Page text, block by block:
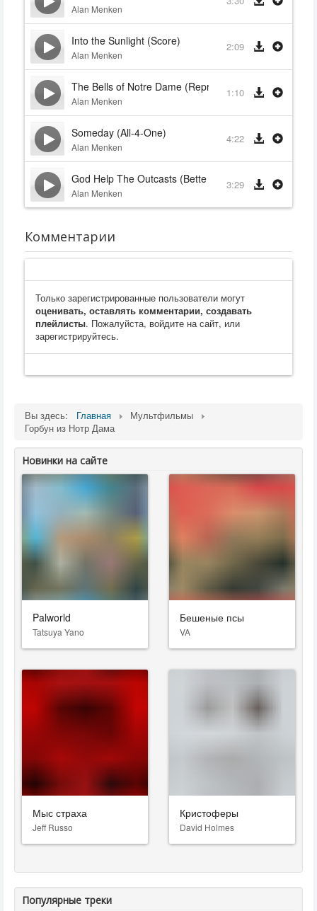
Alan Menken
Into the Sunlight (Score)
Alan Menken
2:09
The Bells of Notre Dame (Reprise)
Alan Menken
1:10
Someday (All-4-One)
Alan Menken
4:22
God Help The Outcasts (Bette Midler)
Alan Menken
3:29
Комментарии
Только зарегистрированные пользователи могут
оценивать, оставлять комментарии, создавать
плейлисты. Пожалуйста, войдите на сайт, или
зарегистрируйтесь.
Вы здесь: Главная
Мультфильмы
Горбун из Нотр Дама
Новинки на сайте
Palworld
Tatsuya Yano
Бешеные псы
VA
Мыс страха
Jeff Russo
Кристоферы
David Holmes
Популярные треки